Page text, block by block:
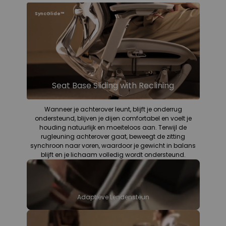
Seat Base Sliding with Reclining
SyncGlide™
Wanneer je achterover leunt, blijft je onderrug
ondersteund, blijven je dijen comfortabel en voelt je
houding natuurlijk en moeiteloos aan. Terwijl de
rugleuning achterover gaat, beweegt de zitting
synchroon naar voren, waardoor je gewicht in balans
blijft en je lichaam volledig wordt ondersteund.
Adaptieve Lendensteun